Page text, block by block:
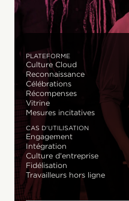
PLATEFORME
Culture Cloud
Reconnaissance
Célébrations
Récompenses
Vitrine
Mesures incitatives
CAS D'UTILISATION
Engagement
Intégration
Culture d'entreprise
Fidélisation
Travailleurs hors ligne